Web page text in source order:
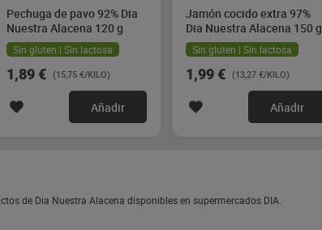
Pechuga de pavo 92% Dia
Nuestra Alacena 120 g
Sin gluten | Sin lactosa
1,89 € (15,75 €/KILO)
Añadir
Jamón cocido extra 97%
Dia Nuestra Alacena 150 g
Sin gluten | Sin lactosa
1,99 € (13,27 €/KILO)
Añadir
de Dia Nuestra Alacena disponibles en supermercados DIA.